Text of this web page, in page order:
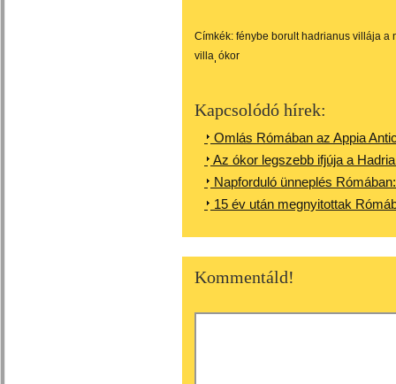
Címkék: fénybe borult hadrianus villája a
villa ókor
Kapcsolódó hírek:
Omlás Rómában az Appia
Az ókor legszebb ifjúja a
Napforduló ünneplés
15 év után megnyitottak
Kommentáld!